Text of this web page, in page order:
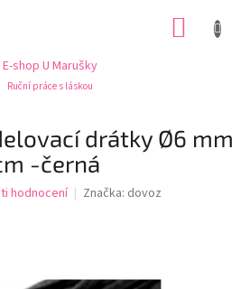
E-shop U Marušky
Ruční práce s láskou
drátky Ø6 mm
-černá
hodnocení Značka: dovoz